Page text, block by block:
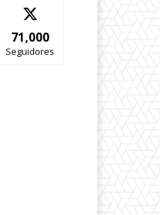
71,000
Seguidores